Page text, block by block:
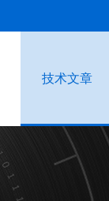
技术文章